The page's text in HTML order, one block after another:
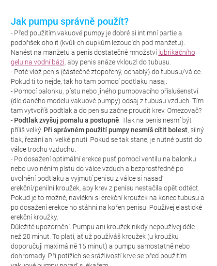
Jak pumpu správně použít?
- Před použitím vakuové pumpy je dobré si intimní partie a
podbřišek oholit (kvůli chloupkům lezoucích pod manžetu).
Nanést na manžetu a penis dostatečné množství lubrikačního
gelu na vodní bázi, aby penis snáze vklouzl do tubusu.
- Poté vlož penis (částečně ztopořený, ochablý) do tubusu/válce.
Pokud ti to nejde, tak ho tam pomocí podtlaku nasaj.
- Pomocí balonku, pístu nebo jiného pumpovacího příslušenství
(dle daného modelu vakuové pumpy) odsaj z tubusu vzduch. Tím
tam vytvoříš podtlak a do penisu začne proudit krev. Omezovač?
- Podtlak zvyšuj pomalu a postupně. Tlak na penis nesmí být
příliš velký. Při správném použití pumpy nesmíš cítit bolest, silný
tlak, řezání ani velké pnutí. Pokud se tak stane, je nutné pustit do
válce trochu vzduchu.
- Po dosažení optimální erekce pusť pomocí ventilu na balonku
nebo uvolněním pístu do válce vzduch a bezprostředně po
uvolnění podtlaku a vyjmutí penisu z válce si nasaď
erekční/penilní kroužek, aby krev z penisu nestačila opět odtéct.
Pokud je to možné, navlékni si erekční kroužek na konec tubusu a
po dosažení erekce ho stáhni na kořen penisu. Používej elastické
erekční kroužky.
Důležité upozornění: Pumpu ani kroužek nikdy nepoužívej déle
než 20 minut. To platí, ať už používáš kroužek (u kroužku
doporučuji maximálně 15 minut) a pumpu samostatně nebo
dohromady. Při potížích se srážlivostí krve se před použitím